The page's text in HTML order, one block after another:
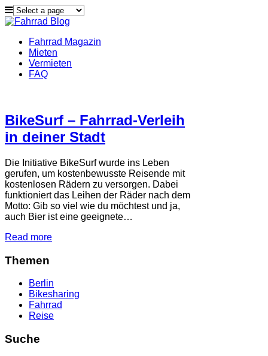
Fahrrad Magazin
Mieten
Vermieten
FAQ
BikeSurf – Fahrrad-Verleih
in deiner Stadt
Die Initiative BikeSurf wurde ins Leben
gerufen, um kostenbewusste Reisende mit
kostenlosen Rädern zu versorgen. Dabei
funktioniert das Leihen der Räder nach dem
Motto: Gib so viel wie du möchtest und ja,
auch Bier ist eine geeignete…
Read more
Themen
Berlin
Bikesharing
Fahrrad
Reise
Suche